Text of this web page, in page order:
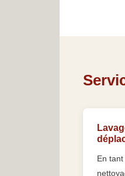
En